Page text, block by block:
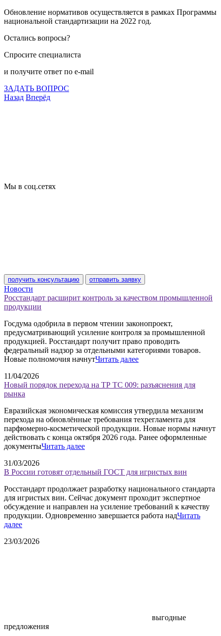
Обновление нормативов осуществляется в рамках Программы
национальной стандартизации на 2022 год.
Остались вопросы?
Спросите специалиста
и получите ответ по e-mail
ЗАДАТЬ ВОПРОС
Назад Вперёд
Мы в соц.сетях
получить консультацию отправить заявку
Новости
Росстандарт расширит контроль за качеством промышленной
продукции
Госдума одобрила в первом чтении законопроект,
предусматривающий усиление контроля за промышленной
продукцией. Росстандарт получит право проводить
федеральный надзор за отдельными категориями товаров.
Новые полномочия начнутЧитать далее
11/04/2026
Новый порядок перехода на ТР ТС 009: разъяснения для
рынка
Евразийская экономическая комиссия утвердила механизм
перехода на обновлённые требования техрегламента для
парфюмерно-косметической продукции. Новые нормы начнут
действовать с конца октября 2026 года. Ранее оформленные
документыЧитать далее
31/03/2026
В России готовят отдельный ГОСТ для игристых вин
Росстандарт продолжает разработку национального стандарта
для игристых вин. Сейчас документ проходит экспертное
обсуждение и направлен на усиление требований к качеству
продукции. Одновременно завершается работа надЧитать
далее
23/03/2026
выгодные
предложения